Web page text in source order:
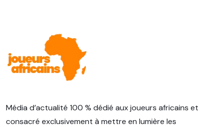
Média d’actualité 100 % dédié aux joueurs africains et
consacré exclusivement à mettre en lumière les